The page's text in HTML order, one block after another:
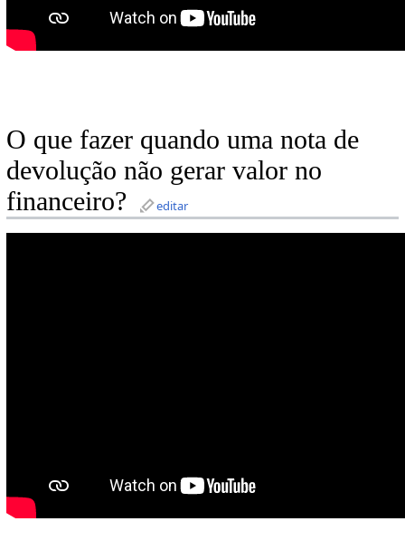
O que fazer quando uma nota de
devolução não gerar valor no
financeiro?
editar